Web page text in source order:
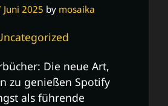
Juni 2025 by mosaika
Die neue Art,
zu genießen Spotify
als führende